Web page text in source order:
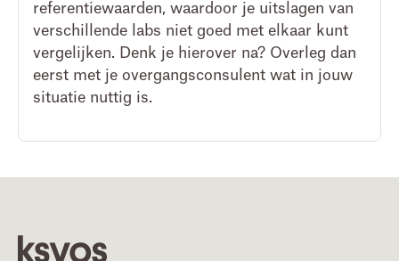
referentiewaarden, waardoor je uitslagen van
verschillende labs niet goed met elkaar kunt
vergelijken. Denk je hierover na? Overleg dan
eerst met je overgangsconsulent wat in jouw
situatie nuttig is.